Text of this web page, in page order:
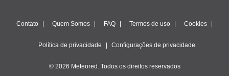
Contato Quem Somos FAQ Termos de uso Cookies
Política de privacidade Configurações de privacidade
© 2026 Meteored. Todos os direitos reservados